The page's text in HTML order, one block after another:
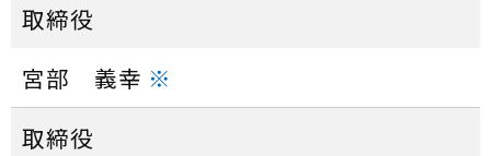
取締役
宮部 義幸 ※
取締役